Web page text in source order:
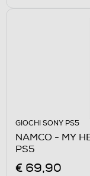
GIOCHI SONY PS5
NAMCO - MY
PS5
€ 69,90